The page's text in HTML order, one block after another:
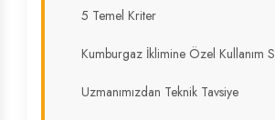
5 Temel Kriter
Kumburgaz İklimine Özel Kullanım
Uzmanımızdan Teknik Tavsiye